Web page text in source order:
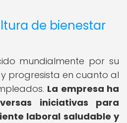
de bienestar
mundialmente por su
progresista en cuanto al
La empresa ha
iniciativas para
laboral saludable y